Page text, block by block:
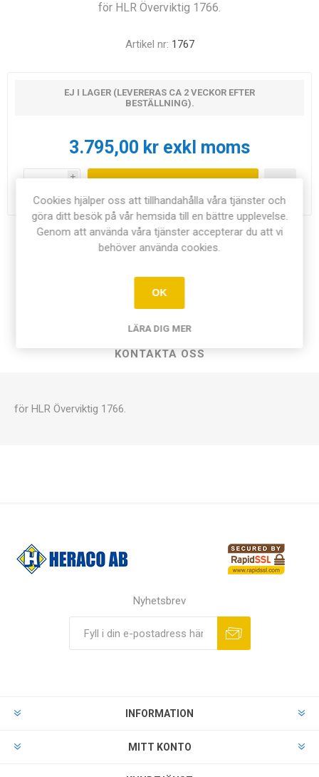
för HLR Överviktig 1766.
Artikel nr: 1767
EJ I LAGER (LEVERERAS CA 2 VECKOR EFTER
BESTÄLLNING).
3.795,00 kr exkl moms
i
Dela:
KONTAKTA OSS
för HLR Överviktig 1766.
Nyhetsbrev
INFORMATION
MITT KONTO
Cookies hjälper oss att tillhandahålla våra tjänster och
göra ditt besök på vår hemsida till en bättre upplevelse.
Genom att använda våra tjänster accepterar du att vi
behöver använda cookies.
OK
LÄRA DIG MER